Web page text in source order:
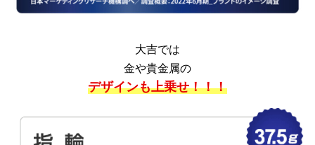
大吉では
金や貴金属の
デザインも上乗せ！！！